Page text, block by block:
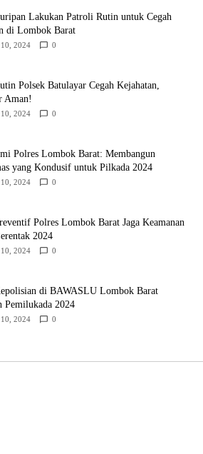
Lakukan Patroli Rutin untuk Cegah
di Lombok Barat
2024 0
Polsek Batulayar Cegah Kejahatan,
Aman!
2024 0
Polres Lombok Barat: Membangun
yang Kondusif untuk Pilkada 2024
2024 0
Polres Lombok Barat Jaga Keamanan
2024
2024 0
di BAWASLU Lombok Barat
Pemilukada 2024
2024 0